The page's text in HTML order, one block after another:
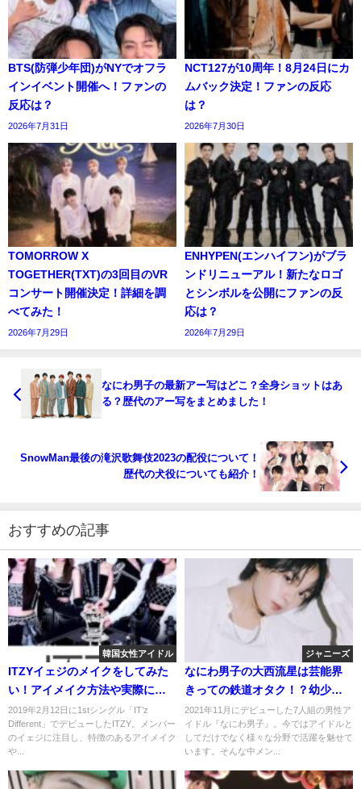
BTS(防弾少年団)がNYでオフラ
インイベント開催へ！ファンの
反応は？
2026年7月31日
NCT127が10周年！8月24日にカ
ムバック決定！ファンの反応
は？
2026年7月30日
TOMORROW X
TOGETHER(TXT)の3回目のVR
コンサート開催決定！詳細を調
べてみた！
2026年7月29日
ENHYPEN(エンハイフン)がブラ
ンドリニューアル！新たなロゴ
とシンボルを公開にファンの反
応は？
2026年7月29日
なにわ男子の最新アー写はどこ？全身ショットはあ
る？歴代のアー写をまとめました！
SnowMan最後の滝沢歌舞伎2023の配役について！
歴代の犬役についても紹介！
おすすめの記事
韓国女性アイドル
ITZYイェジのメイクをしてみた
い！アイメイク方法や実際に使
ってるネイルやコスメを紹介！
2019年2月12日に1stシングル「IT’z
Different」でデビューしたITZY。メンバー
のイェジに注目し、特徴のあるアイメイク
や...
ジャニーズ
なにわ男子の大西流星は芸能界
きっての鉄道オタク！？幼少期
の思い出と鉄道旅への愛を語
る！
2021年11月にデビューした7人組の男性ア
イドル『なにわ男子』。今ではアイドルと
してだけでなく様々な分野で活躍を魅せて
います。そんな中メン...